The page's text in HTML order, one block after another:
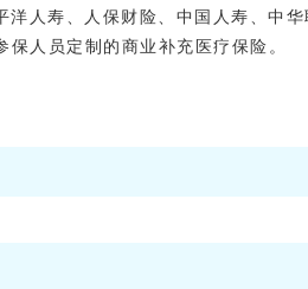
人寿、人保财险、中国人寿、中华
人员定制的商业补充医疗保险。